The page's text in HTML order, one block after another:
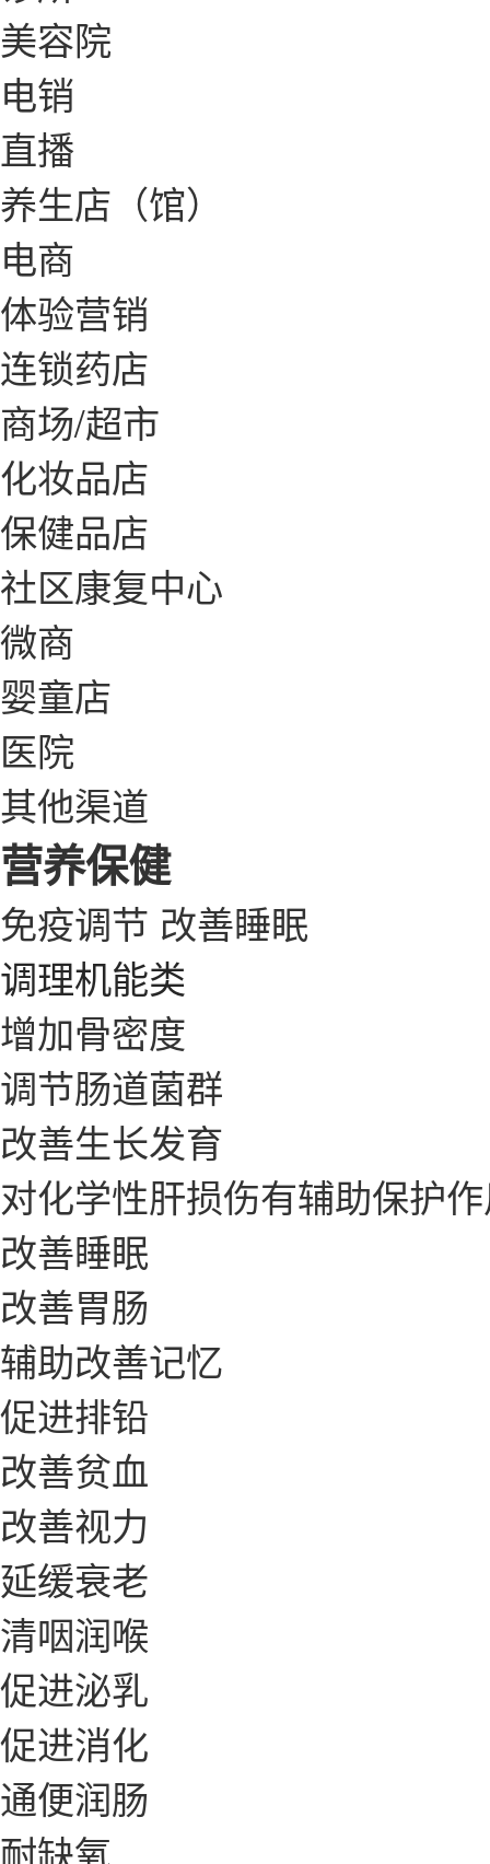
美容院
电销
直播
养生店（馆）
电商
体验营销
连锁药店
商场/超市
化妆品店
保健品店
社区康复中心
微商
婴童店
医院
其他渠道
营养保健
免疫调节 改善睡眠
调理机能类
增加骨密度
调节肠道菌群
改善生长发育
对化学性肝损伤有辅助保护
改善睡眠
改善胃肠
辅助改善记忆
促进排铅
改善贫血
改善视力
延缓衰老
清咽润喉
促进泌乳
促进消化
通便润肠
耐缺氧